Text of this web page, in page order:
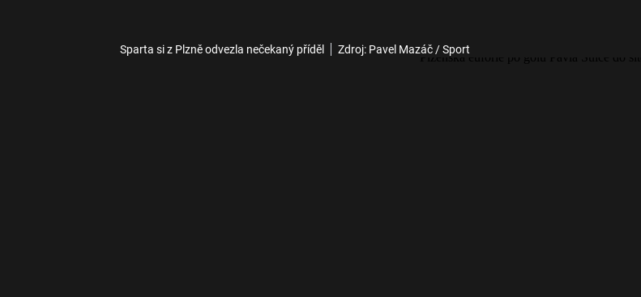
Sparta si z Plzně odvezla nečekaný příděl Zdroj: Pavel Mazáč / Sport